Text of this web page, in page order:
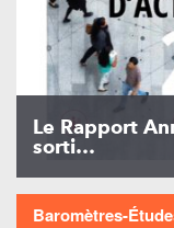
Le Rapport
sorti…
Baromètres-